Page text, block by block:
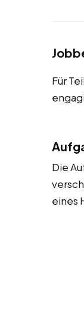
Für
Die
eines